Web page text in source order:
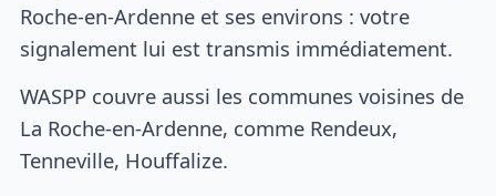
Roche-en-Ardenne et ses environs : votre
signalement lui est transmis immédiatement.
WASPP couvre aussi les communes voisines de
La Roche-en-Ardenne, comme Rendeux,
Tenneville, Houffalize.